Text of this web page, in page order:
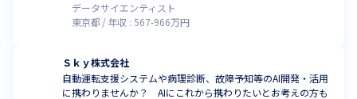
データサイエンティスト
東京都
年収 :567-966万円
Ｓｋｙ株式会社
自動運転支援システムや病理診断、故障予知等のAI開発・活用
に携わりませんか？ AIにこれから携わりたいとお考えの方も